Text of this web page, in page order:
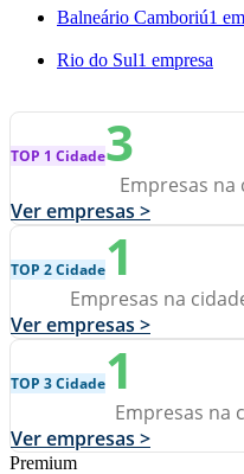
Balneário Camboriú1
Rio do Sul1 empresa
TOP 1 Cidade3
Empresas na
Ver empresas >
TOP 2 Cidade1
Empresas na
Ver empresas >
TOP 3 Cidade1
Empresas na
Ver empresas >
Premium